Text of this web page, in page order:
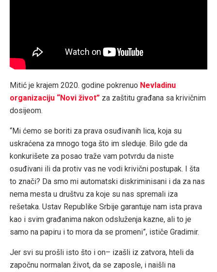
Mitić je krajem 2020. godine pokrenuo Nevladinu
organizaciju “Novi život” za zaštitu građana sa krivičnim
dosijeom.
“Mi ćemo se boriti za prava osuđivanih lica, koja su
uskraćena za mnogo toga što im sleduje. Bilo gde da
konkurišete za posao traže vam potvrdu da niste
osuđivani ili da protiv vas ne vodi krivični postupak. I šta
to znači? Da smo mi automatski diskriminisani i da za nas
nema mesta u društvu za koje su nas spremali iza
rešetaka. Ustav Republike Srbije garantuje nam ista prava
kao i svim građanima nakon odsluženja kazne, ali to je
samo na papiru i to mora da se promeni”, ističe Gradimir.
Jer svi su prošli isto što i on– izašli iz zatvora, hteli da
započnu normalan život, da se zaposle, i naišli na